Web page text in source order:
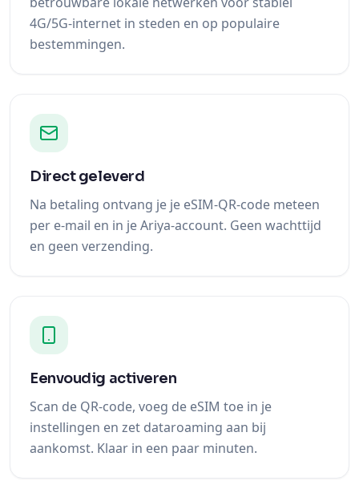
4G/5G-internet in steden en op populaire
bestemmingen.
Direct geleverd
Na betaling ontvang je je eSIM-QR-code meteen
per e-mail en in je Ariya-account. Geen wachttijd
en geen verzending.
Eenvoudig activeren
Scan de QR-code, voeg de eSIM toe in je
instellingen en zet dataroaming aan bij
aankomst. Klaar in een paar minuten.